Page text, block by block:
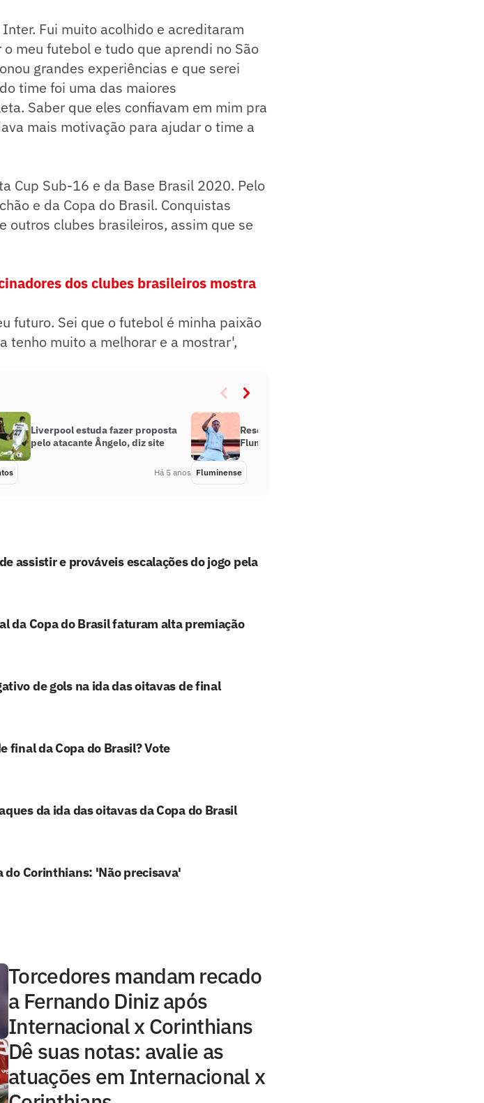
Fui muito acolhido e acreditaram
meu futebol e tudo que aprendi no São
grandes experiências e que serei
time foi uma das maiores
Saber que eles confiavam em mim pra
mais motivação para ajudar o time a
Cup Sub-16 e da Base Brasil 2020. Pelo
e da Copa do Brasil. Conquistas
outros clubes brasileiros, assim que se
dos clubes brasileiros mostra
futuro. Sei que o futebol é minha paixão
tenho muito a melhorar e a mostrar',
Liverpool estuda fazer proposta
pelo atacante Ângelo, diz site
Há 5 anos
Rescisão de Wellington Silva com o
Fluminense é publicada no BID
Fluminense
assistir e prováveis escalações do jogo pela
da Copa do Brasil faturam alta premiação
de gols na ida das oitavas de final
final da Copa do Brasil? Vote
da ida das oitavas da Copa do Brasil
Corinthians: 'Não precisava'
Torcedores mandam recado
a Fernando Diniz após
Internacional x Corinthians
Dê suas notas: avalie as
atuações em Internacional x